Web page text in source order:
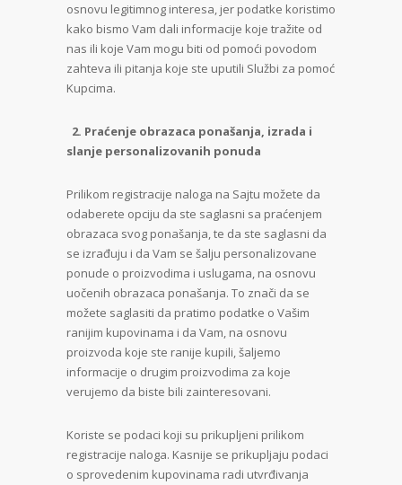
osnovu legitimnog interesa, jer podatke koristimo
kako bismo Vam dali informacije koje tražite od
nas ili koje Vam mogu biti od pomoći povodom
zahteva ili pitanja koje ste uputili Službi za pomoć
Kupcima.
2. Praćenje obrazaca ponašanja, izrada i
slanje personalizovanih ponuda
Prilikom registracije naloga na Sajtu možete da
odaberete opciju da ste saglasni sa praćenjem
obrazaca svog ponašanja, te da ste saglasni da
se izrađuju i da Vam se šalju personalizovane
ponude o proizvodima i uslugama, na osnovu
uočenih obrazaca ponašanja. To znači da se
možete saglasiti da pratimo podatke o Vašim
ranijim kupovinama i da Vam, na osnovu
proizvoda koje ste ranije kupili, šaljemo
informacije o drugim proizvodima za koje
verujemo da biste bili zainteresovani.
Koriste se podaci koji su prikupljeni prilikom
registracije naloga. Kasnije se prikupljaju podaci
o sprovedenim kupovinama radi utvrđivanja